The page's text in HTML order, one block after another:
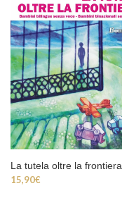
La tutela oltre la frontiera
15,90€